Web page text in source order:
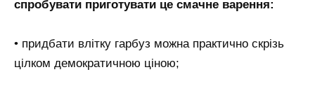
спробувати приготувати це смачне варення:
• придбати влітку гарбуз можна практично скрізь
цілком демократичною ціною;